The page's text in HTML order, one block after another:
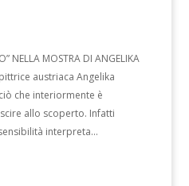
NELLA MOSTRA DI ANGELIKA
austriaca Angelika
che interiormente è
allo scoperto. Infatti
interpreta...